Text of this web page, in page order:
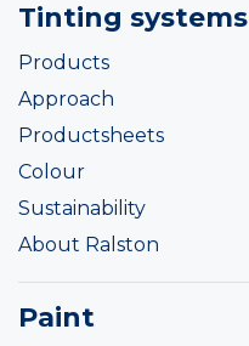
Tinting systems
Products
Approach
Productsheets
Colour
Sustainability
About Ralston
Paint